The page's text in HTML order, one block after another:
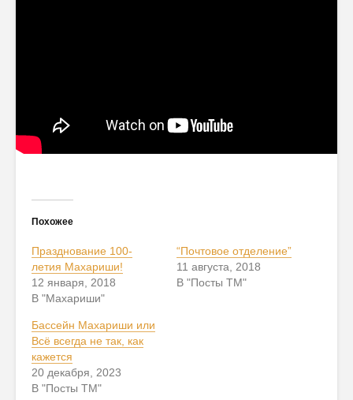
Похожее
Празднование 100-
летия Махариши!
12 января, 2018
В "Махариши"
“Почтовое отделение”
11 августа, 2018
В "Посты ТМ"
Бассейн Махариши или
Всё всегда не так, как
кажется
20 декабря, 2023
В "Посты ТМ"